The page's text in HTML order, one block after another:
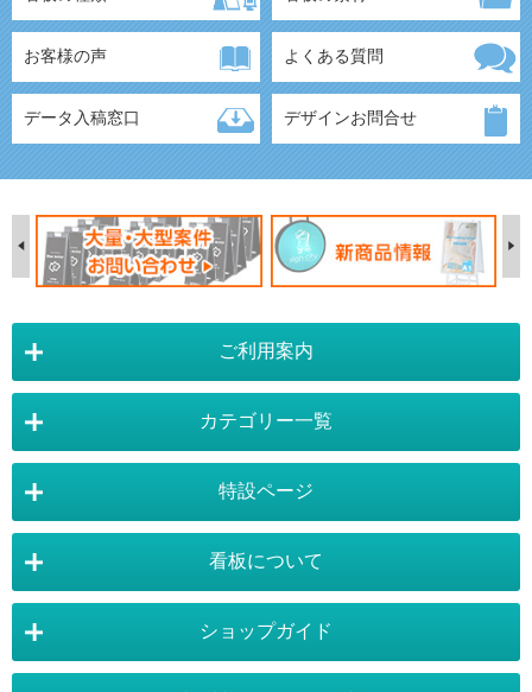
お客様の声 よくある質問
データ入稿窓口 デザインお問合せ
ご利用案内
店舗詳細情報
運営会社 :株式会社トレード
〒454-0011 愛知県 名古屋市中川区山王4-5-10
TEL:052-265-7603 FAX:052-350-2662
カテゴリー一覧
スタンド看板：オプション バナースタンド
自立看板 フロアサイン／路面表示
特設ページ
バナースタンド特設ページ 大型看板・突出看板特設ページ
看板について
ショップガイド